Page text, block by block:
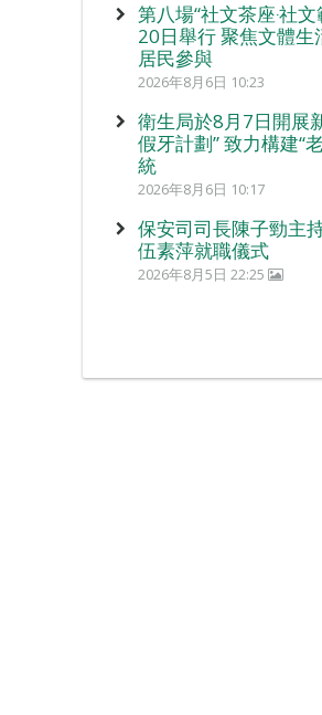
第八場“社文茶座‧社
20日舉行 聚焦文體
居民參與
2026年8月6日 10:23
衛生局於8月7日開展
假牙計劃” 致力構建“
統
2026年8月6日 10:17
保安司司長陳子勁主
伍素萍就職儀式
2026年8月5日 22:25